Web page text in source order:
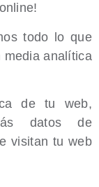
todo lo que
media analítica
de tu web,
datos de
visitan tu web